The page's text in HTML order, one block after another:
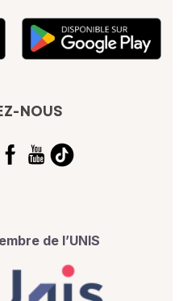
NOUS
de l’UNIS